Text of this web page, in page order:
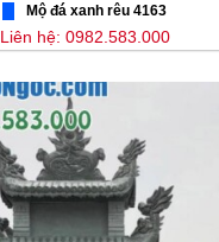
Mộ đá xanh rêu 4163
Liên hệ: 0982.583.000